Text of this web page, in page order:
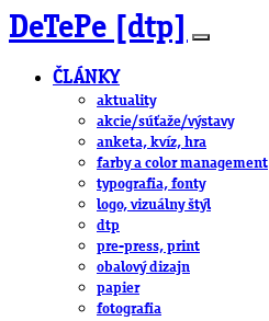
DeTePe [dtp]
ČLÁNKY
aktuality
akcie/súťaže/výstavy
anketa, kvíz, hra
farby a color management
typografia, fonty
logo, vizuálny štýl
dtp
pre-press, print
obalový dizajn
papier
fotografia